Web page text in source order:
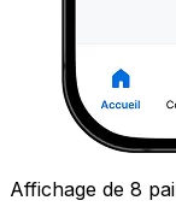
Affichage de 8